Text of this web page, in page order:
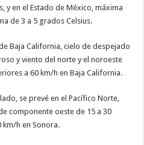
y en el Estado de México, máxima
de 3 a 5 grados Celsius.
Baja California, cielo de despejado
y viento del norte y el noroeste
a 60 km/h en Baja California.
se prevé en el Pacífico Norte,
componente oeste de 15 a 30
km/h en Sonora.